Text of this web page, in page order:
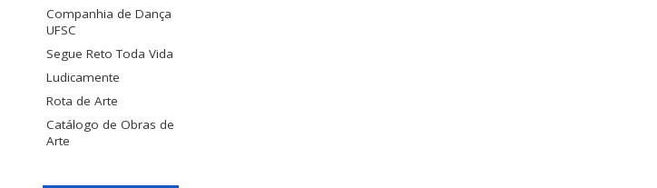
Companhia de Dança
UFSC
Segue Reto Toda Vida
Ludicamente
Rota de Arte
Catálogo de Obras de
Arte